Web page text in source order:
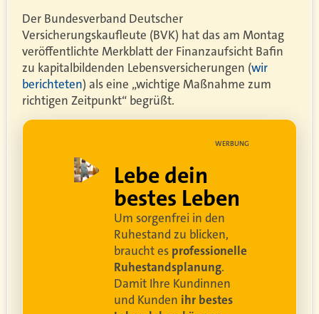
Der Bundesverband Deutscher
Versicherungskaufleute (BVK) hat das am Montag
veröffentlichte Merkblatt der Finanzaufsicht Bafin
zu kapitalbildenden Lebensversicherungen (wir
berichteten) als eine „wichtige Maßnahme zum
richtigen Zeitpunkt“ begrüßt.
WERBUNG
Lebe dein
bestes Leben
Um sorgenfrei in den
Ruhestand zu blicken,
braucht es professionelle
Ruhestandsplanung.
Damit Ihre Kundinnen
und Kunden ihr bestes